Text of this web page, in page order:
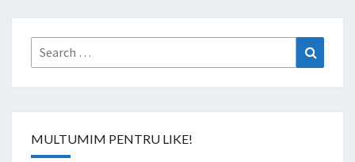
Search
for:
MULTUMIM PENTRU LIKE!